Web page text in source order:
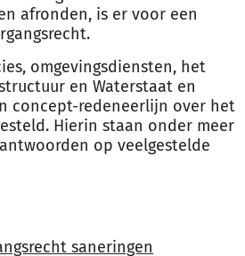
afronden, is er voor een
omgevingsdiensten, het
en Waterstaat en
concept-redeneerlijn over het
Hierin staan onder meer
op veelgestelde
saneringen